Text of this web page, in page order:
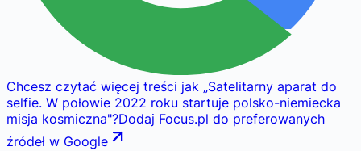
Chcesz czytać więcej treści jak „Satelitarny aparat do
selfie. W połowie 2022 roku startuje polsko-niemiecka
misja kosmiczna"?Dodaj Focus.pl do preferowanych
źródeł w Google